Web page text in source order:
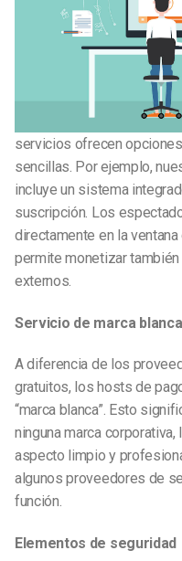
servicios ofrecen
sencillas. Por ejemplo,
incluye un sistema
suscripción. Los
directamente en la
permite monetizar
externos.
Servicio de marca blanca
A diferencia de los
gratuitos, los hosts de
“marca blanca”. Esto
ninguna marca
aspecto limpio y
algunos proveedores de
función.
Elementos de seguridad